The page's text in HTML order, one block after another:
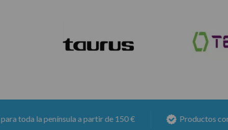
toda la península a partir de 150 € Productos con